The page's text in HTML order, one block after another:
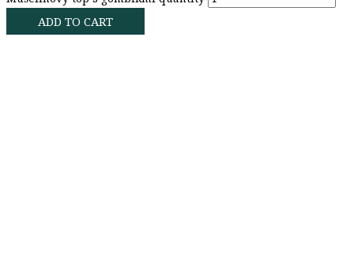
ADD TO CART